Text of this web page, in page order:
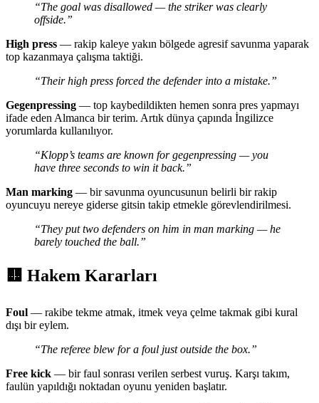
“The goal was disallowed — the striker was clearly
offside.”
High press — rakip kaleye yakın bölgede agresif savunma yaparak
top kazanmaya çalışma taktiği.
“Their high press forced the defender into a mistake.”
Gegenpressing — top kaybedildikten hemen sonra pres yapmayı
ifade eden Almanca bir terim. Artık dünya çapında İngilizce
yorumlarda kullanılıyor.
“Klopp’s teams are known for gegenpressing — you
have three seconds to win it back.”
Man marking — bir savunma oyuncusunun belirli bir rakip
oyuncuyu nereye giderse gitsin takip etmekle görevlendirilmesi.
“They put two defenders on him in man marking — he
barely touched the ball.”
🟨 Hakem Kararları
Foul — rakibe tekme atmak, itmek veya çelme takmak gibi kural
dışı bir eylem.
“The referee blew for a foul just outside the box.”
Free kick — bir faul sonrası verilen serbest vuruş. Karşı takım,
faulün yapıldığı noktadan oyunu yeniden başlatır.